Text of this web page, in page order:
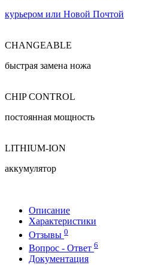
курьером или Новой Почтой
CHANGEABLE
быстрая замена ножа
CHIP CONTROL
постоянная мощность
LITHIUM-ION
аккумулятор
Описание
Характеристики
Отзывы 0
Вопрос - Ответ 6
Документация